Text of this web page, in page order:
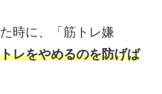
時に、「筋トレ嫌
レをやめるのを防げば